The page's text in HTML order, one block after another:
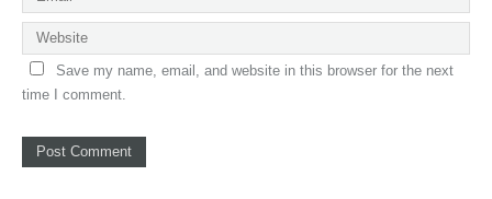
Save my name, email, and website in this browser for the next
time I comment.